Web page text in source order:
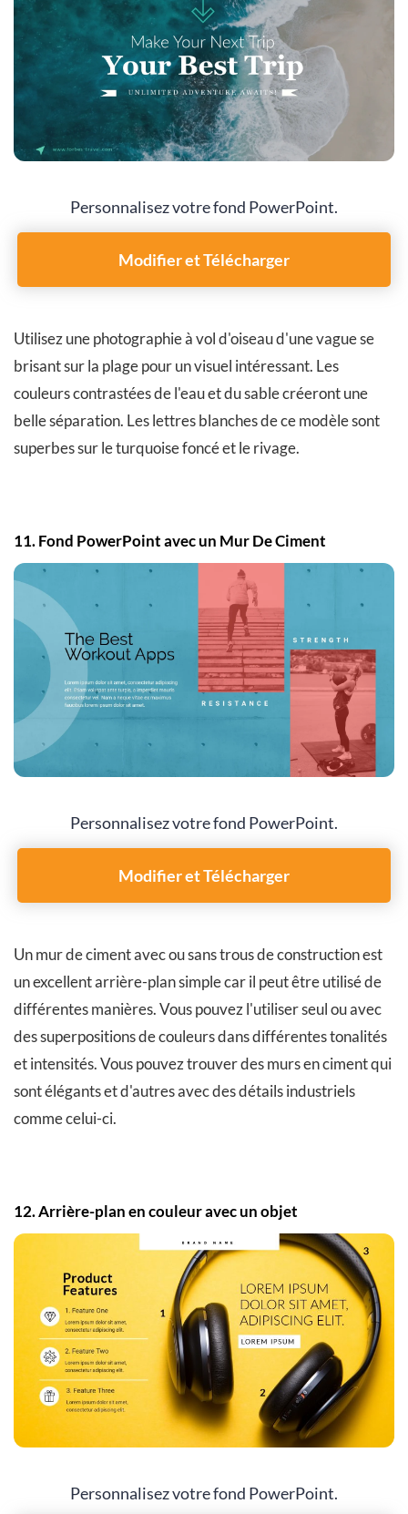
Personnalisez votre fond PowerPoint.
Modifier et Télécharger
Utilisez une photographie à vol d'oiseau d'une vague se
brisant sur la plage pour un visuel intéressant. Les
couleurs contrastées de l'eau et du sable créeront une
belle séparation. Les lettres blanches de ce modèle sont
superbes sur le turquoise foncé et le rivage.
11. Fond PowerPoint avec un Mur De Ciment
Personnalisez votre fond PowerPoint.
Modifier et Télécharger
Un mur de ciment avec ou sans trous de construction est
un excellent arrière-plan simple car il peut être utilisé de
différentes manières. Vous pouvez l'utiliser seul ou avec
des superpositions de couleurs dans différentes tonalités
et intensités. Vous pouvez trouver des murs en ciment qui
sont élégants et d'autres avec des détails industriels
comme celui-ci.
12. Arrière-plan en couleur avec un objet
Personnalisez votre fond PowerPoint.